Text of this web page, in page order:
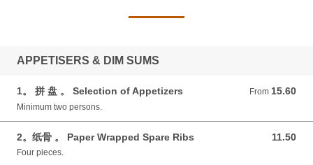
APPETISERS & DIM SUMS‎
1。 拼 盘 。 Selection of Appetizers From 15.60
From 15.60 GBP
Minimum two persons.
2。纸骨 。 Paper Wrapped Spare Ribs 11.50
11.50 GBP
Four pieces.